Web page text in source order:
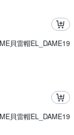
貝雷帽EL_DAME19
貝雷帽EL_DAME19